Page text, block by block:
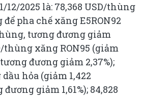
12/2025 là: 78,368 USD/thùng
pha chế xăng E5RON92
tương đương giảm
thùng xăng RON95 (giảm
đương giảm 2,37%);
hỏa (giảm 1,422
giảm 1,61%); 84,828